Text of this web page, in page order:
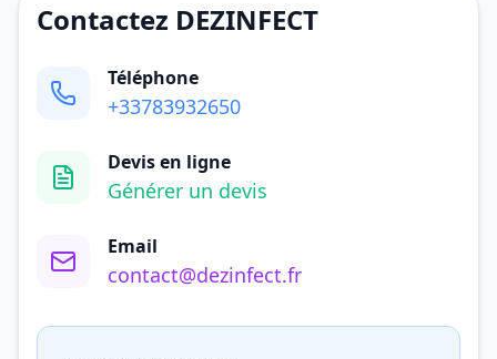
Contactez DEZINFECT
Téléphone
+33783932650
Devis en ligne
Générer un devis
Email
contact@dezinfect.fr